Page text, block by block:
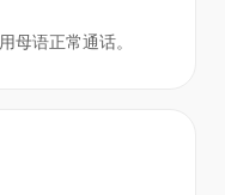
母语正常通话。